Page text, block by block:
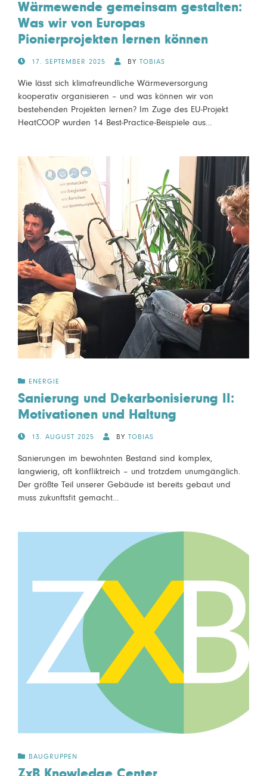
Wärmewende gemeinsam gestalten:
Was wir von Europas
Pionierprojekten lernen können
POSTED17. SEPTEMBER 2025 BY TOBIAS
Wie lässt sich klimafreundliche Wärmeversorgung
kooperativ organisieren – und was können wir von
bestehenden Projekten lernen? Im Zuge des EU-Projekt
HeatCOOP wurden 14 Best-Practice-Beispiele aus…
ENERGIE
Sanierung und Dekarbonisierung II:
Motivationen und Haltung
POSTED13. AUGUST 2025 BY TOBIAS
Sanierungen im bewohnten Bestand sind komplex,
langwierig, oft konfliktreich – und trotzdem unumgänglich.
Der größte Teil unserer Gebäude ist bereits gebaut und
muss zukunftsfit gemacht…
BAUGRUPPEN